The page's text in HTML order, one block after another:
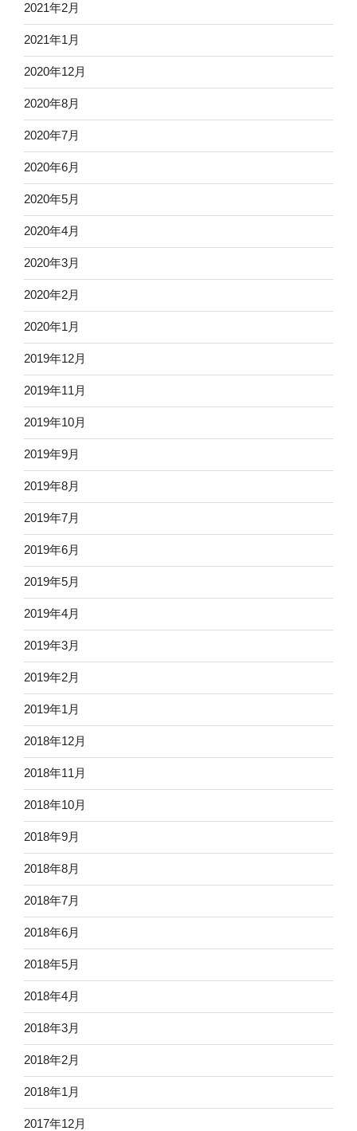
2021年2月
2021年1月
2020年12月
2020年8月
2020年7月
2020年6月
2020年5月
2020年4月
2020年3月
2020年2月
2020年1月
2019年12月
2019年11月
2019年10月
2019年9月
2019年8月
2019年7月
2019年6月
2019年5月
2019年4月
2019年3月
2019年2月
2019年1月
2018年12月
2018年11月
2018年10月
2018年9月
2018年8月
2018年7月
2018年6月
2018年5月
2018年4月
2018年3月
2018年2月
2018年1月
2017年12月